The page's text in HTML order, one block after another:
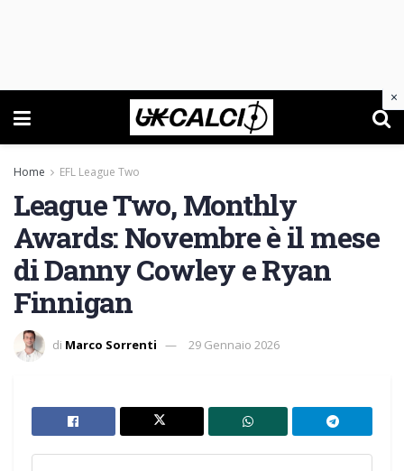
Home EFL League Two
League Two, Monthly
Awards: Novembre è il mese
di Danny Cowley e Ryan
Finnigan
di Marco Sorrenti 29 Gennaio 2026
×